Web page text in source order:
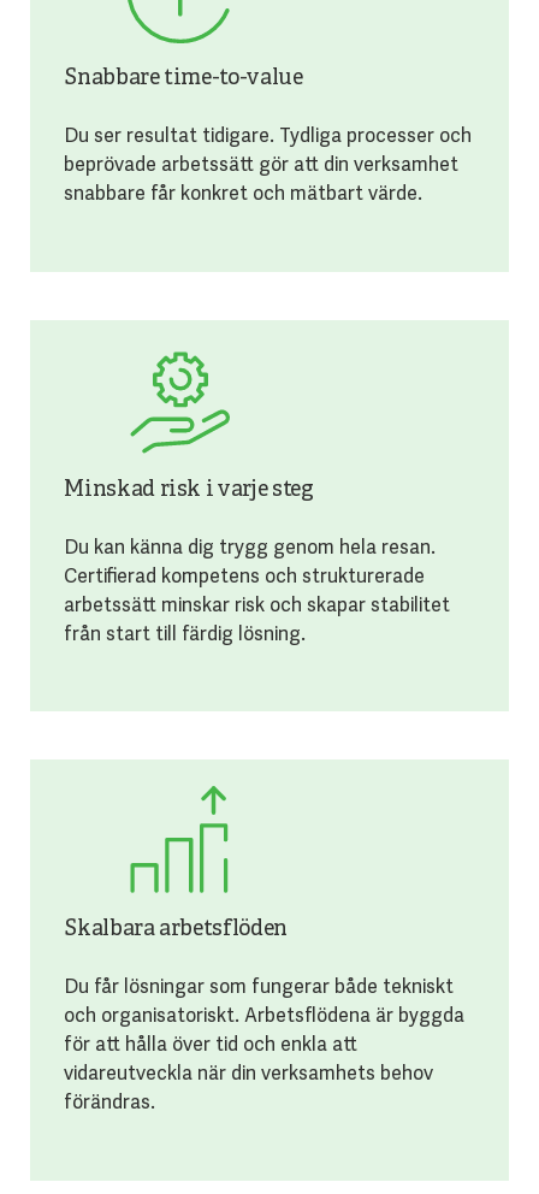
Snabbare time-to-value
Du ser resultat tidigare. Tydliga processer och
beprövade arbetssätt gör att din verksamhet
snabbare får konkret och mätbart värde.
Minskad risk i varje steg
Du kan känna dig trygg genom hela resan.
Certifierad kompetens och strukturerade
arbetssätt minskar risk och skapar stabilitet
från start till färdig lösning.
Skalbara arbetsflöden
Du får lösningar som fungerar både tekniskt
och organisatoriskt. Arbetsflödena är byggda
för att hålla över tid och enkla att
vidareutveckla när din verksamhets behov
förändras.